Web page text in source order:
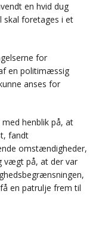
en hvid dug
skal foretages i et
for
en politimæssig
anses for
henblik på, at
fandt
omstændigheder,
vægt på, at der var
en patrulje frem til